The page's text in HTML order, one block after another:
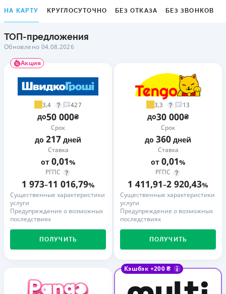
НА КАРТУ КРУГЛОСУТОЧНО БЕЗ ОТКАЗА БЕЗ ЗВОНКОВ
ТОП-предложения
Обновлено 04.08.2026
Акция
3,4 427
до50 000₴
Срок
до 217 дней
Ставка
от 0,01%
РГПС
1 973–11 016,79%
Существенные характеристики
услуги
Предупреждение о возможных
последствиях
ПОЛУЧИТЬ
3,3 13
до30 000₴
Срок
до 360 дней
Ставка
от 0,01%
РГПС
1 411,91–2 920,43%
Существенные характеристики
услуги
Предупреждение о возможных
последствиях
ПОЛУЧИТЬ
Кэшбэк +200 ₴